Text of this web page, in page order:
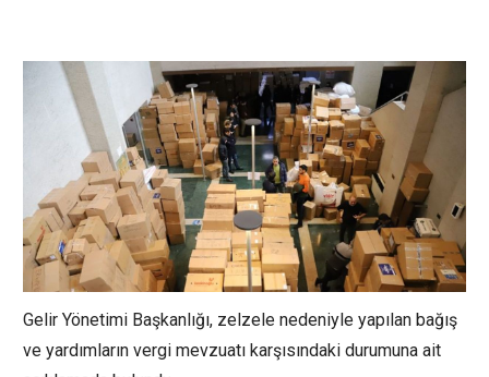
Gelir Yönetimi Başkanlığı, zelzele nedeniyle yapılan bağış
ve yardımların vergi mevzuatı karşısındaki durumuna ait